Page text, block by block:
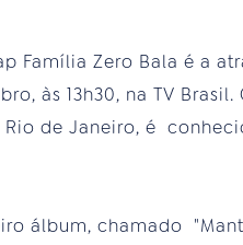
Família Zero Bala é a
às 13h30, na TV
Rio de Janeiro, é
álbum, chamado